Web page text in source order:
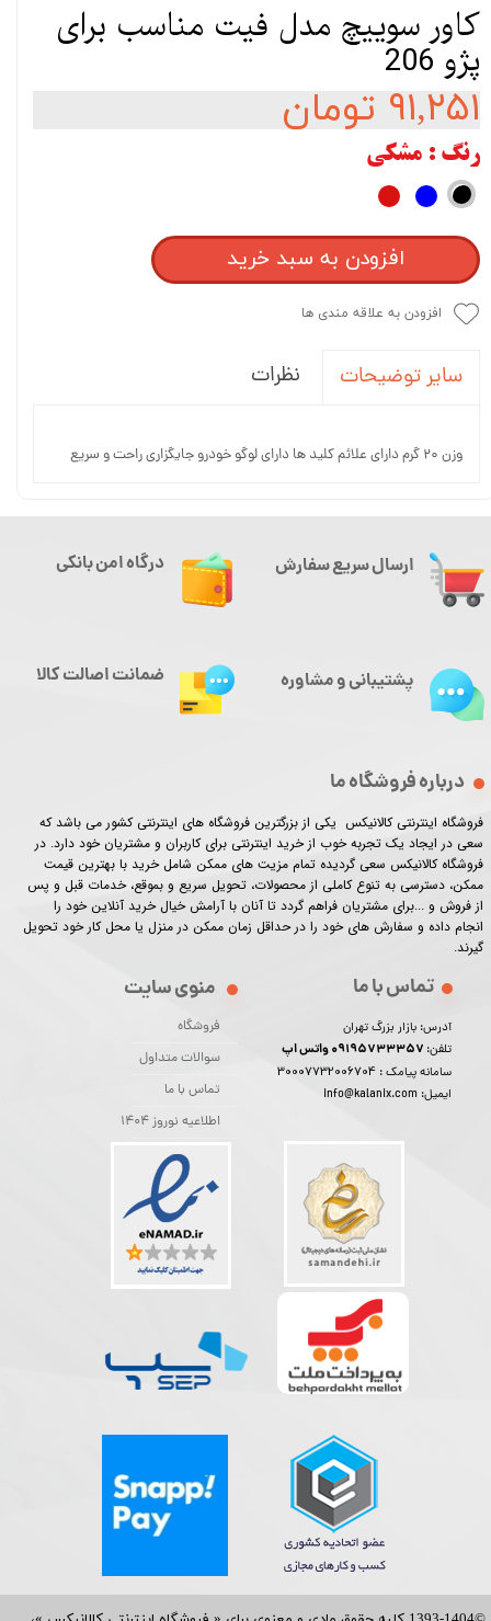
کاور سوییچ مدل فیت مناسب برای
پژو 206
۹۱,۲۵۱ تومان
رنگ: مشکی
افزودن به سبد خرید
افزودن به علاقه مندی ها
سایر توضیحات نظرات
وزن ۲۰ گرم دارای علائم کلید ها دارای لوگو خودرو جایگزاری راحت و سریع
ارسال سریع سفارش
درباره فروشگاه ما
فروشگاه اینترنتی کالانیکس یکی از بزرگترین فروشگاه های اینترنتی کشور می باشد که
سعی در ایجاد یک تجربه خوب از خرید اینترنتی برای کاربران و مشتریان خود دارد. در
فروشگاه کالانیکس سعی گردیده تمام مزیت های ممکن شامل خرید با بهترین قیمت
ممکن، دسترسی به تنوع کاملی از محصولات، تحویل سریع و بموقع، خدمات قبل و پس
از فروش و ...برای مشتریان فراهم گردد تا آنان با آرامش خیال خرید آنلاین خود را
انجام داده و سفارش های خود را در حداقل زمان ممکن در منزل یا محل کار خود تحویل
گیرند.​​​​​​​
منوی سایت
فروشگاه
سوالات متداول
تماس با ما
اطلاعیه نوروز 1404
تماس با ما
آدرس: بازار بزرگ تهران
تلفن:
سامانه پیامک : 30007732006704
ایمیل: info@kalanix.com
درگاه امن بانکی
پشتیبانی و مشاوره ضمانت اصالت کالا